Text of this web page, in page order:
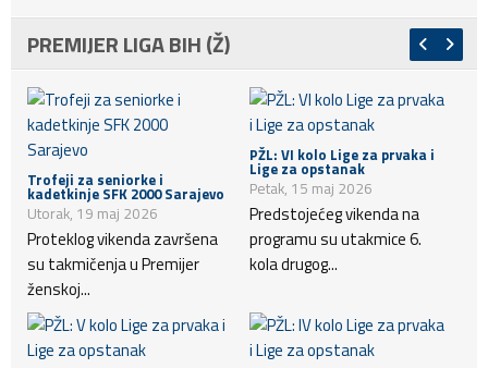
PREMIJER LIGA BIH (Ž)
Trofeji za seniorke i
kadetkinje SFK 2000 Sarajevo
Utorak, 19 maj 2026
Proteklog vikenda završena
su takmičenja u Premijer
ženskoj...
PŽL: VI kolo Lige za prvaka i
Lige za opstanak
Petak, 15 maj 2026
Predstojećeg vikenda na
programu su utakmice 6.
kola drugog...